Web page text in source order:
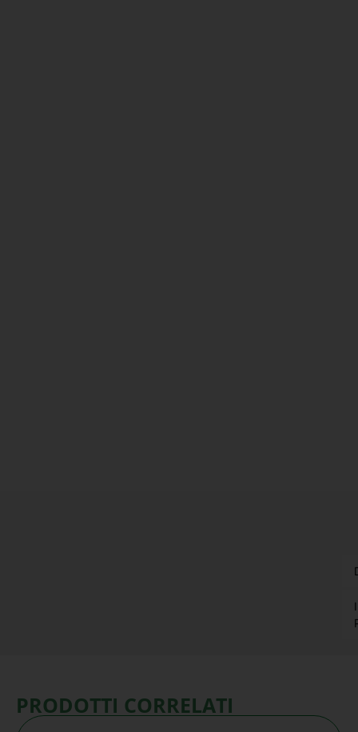
PRODOTTI CORRELATI